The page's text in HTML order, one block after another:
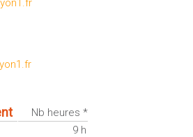
Physique)
Biochimie)
Procédés - Département composante)
Composante)
composante)Nb heures *
9 h